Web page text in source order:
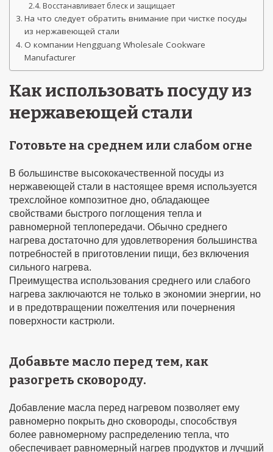
Восстанавливает блеск и защищает
На что следует обратить внимание при чистке посуды
из нержавеющей стали
О компании Hengguang Wholesale Cookware
Manufacturer
Как использовать посуду из
нержавеющей стали
Готовьте на среднем или слабом огне
В большинстве высококачественной посуды из
нержавеющей стали в настоящее время используется
трехслойное композитное дно, обладающее
свойствами быстрого поглощения тепла и
равномерной теплопередачи. Обычно среднего
нагрева достаточно для удовлетворения большинства
потребностей в приготовлении пищи, без включения
сильного нагрева.
Преимущества использования среднего или слабого
нагрева заключаются не только в экономии энергии, но
и в предотвращении пожелтения или почернения
поверхности кастрюли.
Добавьте масло перед тем, как
разогреть сковороду.
Добавление масла перед нагревом позволяет ему
равномерно покрыть дно сковороды, способствуя
более равномерному распределению тепла, что
обеспечивает равномерный нагрев продуктов и лучший